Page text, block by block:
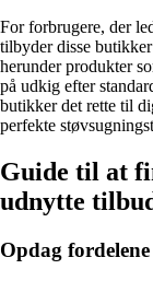
For forbrugere, der
tilbyder disse
herunder produkter
på udkig efter
butikker det rette til
perfekte
Guide til at
udnytte
Opdag